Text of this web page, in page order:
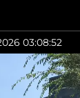
03:08:52